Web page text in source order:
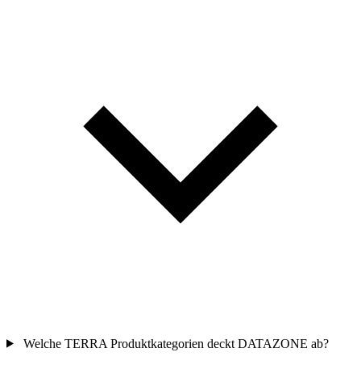
Welche TERRA Produktkategorien deckt DATAZONE ab?